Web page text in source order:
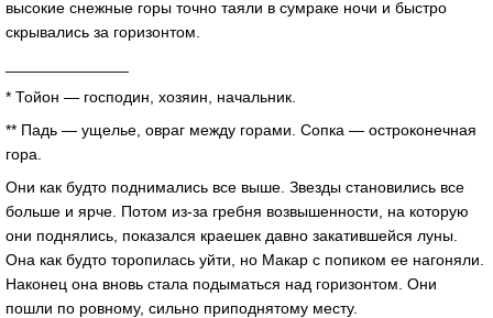
высокие снежные горы точно таяли в сумраке ночи и быстро
скрывались за горизонтом.
* Тойон — господин, хозяин, начальник.
** Падь — ущелье, овраг между горами. Сопка — остроконечная
гора.
Они как будто поднимались все выше. Звезды становились все
больше и ярче. Потом из-за гребня возвышенности, на которую
они поднялись, показался краешек давно закатившейся луны.
Она как будто торопилась уйти, но Макар с попиком ее нагоняли.
Наконец она вновь стала подыматься над горизонтом. Они
пошли по ровному, сильно приподнятому месту.